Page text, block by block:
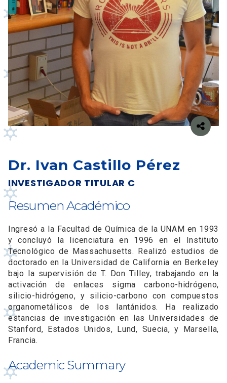
Dr. Ivan Castillo Pérez
INVESTIGADOR TITULAR C
Resumen Académico
Ingresó a la Facultad de Química de la UNAM en 1993
y concluyó la licenciatura en 1996 en el Instituto
Tecnológico de Massachusetts. Realizó estudios de
doctorado en la Universidad de California en Berkeley
bajo la supervisión de T. Don Tilley, trabajando en la
activación de enlaces sigma carbono-hidrógeno,
silicio-hidrógeno, y silicio-carbono con compuestos
organometálicos de los lantánidos. Ha realizado
estancias de investigación en las Universidades de
Stanford, Estados Unidos, Lund, Suecia, y Marsella,
Francia.
Academic Summary